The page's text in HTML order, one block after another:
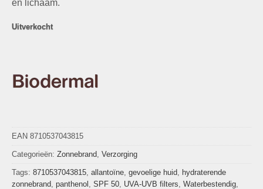
en lichaam.
Uitverkocht
EAN 8710537043815
Categorieën: Zonnebrand Verzorging
Tags: 8710537043815 allantoïne gevoelige huid
hydraterende
zonnebrand panthenol SPF 50 UVA-UVB filters Waterbestendig